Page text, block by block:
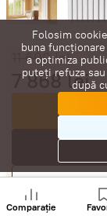
11 699lei
7 868lei
Comparație
Folosim
buna
a optimiza
puteți refuza
după